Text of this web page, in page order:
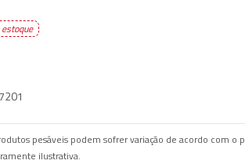
pesáveis podem sofrer variação de acordo com o
ilustrativa.